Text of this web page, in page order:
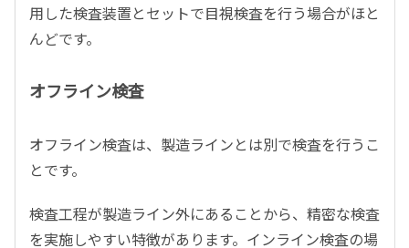
用した検査装置とセットで目視検査を行う場合がほと
んどです。
オフライン検査
オフライン検査は、製造ラインとは別で検査を行うこ
とです。
検査工程が製造ライン外にあることから、精密な検査
を実施しやすい特徴があります。インライン検査の場